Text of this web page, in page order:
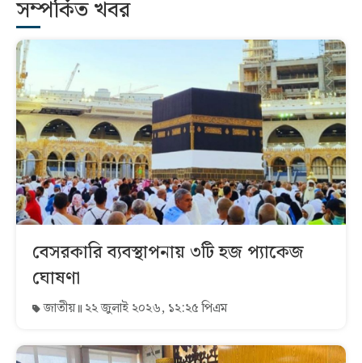
সম্পর্কিত খবর
বেসরকারি ব্যবস্থাপনায় ৩টি হজ প্যাকেজ
ঘোষণা
জাতীয় ২২ জুলাই ২০২৬, ১২:২৫ পিএম